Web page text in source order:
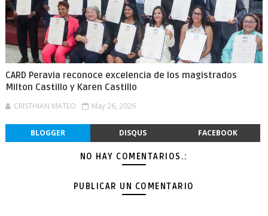
CARD Peravia reconoce excelencia de los magistrados
Milton Castillo y Karen Castillo
CRISTHIAN MATEO May 26, 2026
BLOGGER DISQUS FACEBOOK
NO HAY COMENTARIOS.:
PUBLICAR UN COMENTARIO